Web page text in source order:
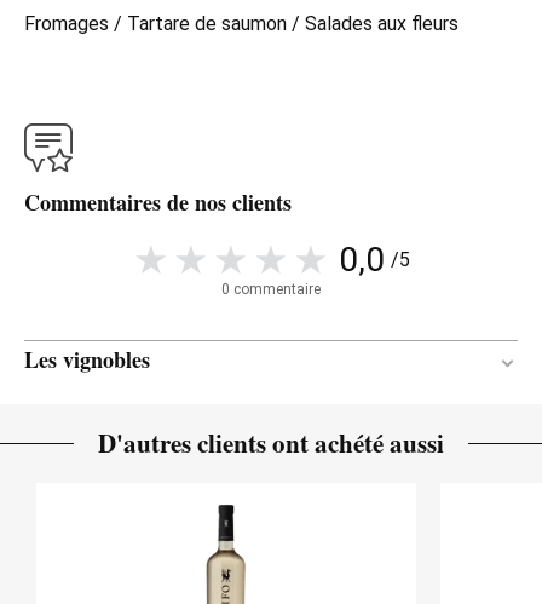
Fromages / Tartare de saumon / Salades aux fleurs
Commentaires de nos clients
0,0 /5
0 commentaire
Les vignobles
D'autres clients ont achété aussi